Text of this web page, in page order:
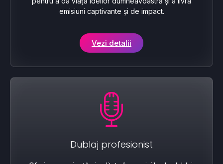
emisiuni captivante și de impact.
Vezi detalii
Dublaj profesionist